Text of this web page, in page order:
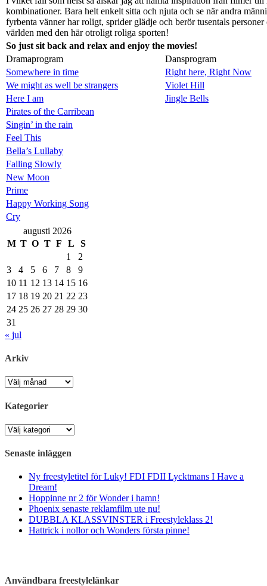
kombinationer. Bara helt enkelt sitta och njuta och se när andra
fyrbenta vänner har roligt, sprider glädje och berör tusentals personer
världen med den här otroligt roliga sporten!
So just sit back and relax and enjoy the movies!
Dramaprogram
Dansprogram
Somewhere in time
Right here, Right Now
We might as well be strangers
Violet Hill
Here I am
Jingle Bells
Pirates of the Carribean
Singin’ in the rain
Feel This
Bella’s Lullaby
Falling Slowly
New Moon
Prime
Happy Working Song
Cry
augusti 2026
M T O T F L
S
1
2
3
4 5 6 7 8
9
10 11 12 13 14 15 16
17 18 19 20 21 22 23
24 25 26 27 28 29 30
31
« jul
Arkiv
Arkiv
Kategorier
Kategorier
Senaste inläggen
Ny freestyletitel för Luky! FDI FDII Lycktmans I Have a
Dream!
Hoppinne nr 2 för Wonder i hamn!
Phoenix senaste reklamfilm ute nu!
DUBBLA KLASSVINSTER i Freestyleklass 2!
Hattrick i nollor och Wonders första pinne!
Användbara freestylelänkar